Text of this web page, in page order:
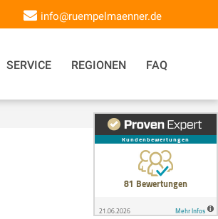
info@ruempelmaenner.de
SERVICE REGIONEN FAQ